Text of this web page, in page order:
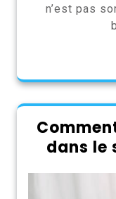
n’est pas
dans le